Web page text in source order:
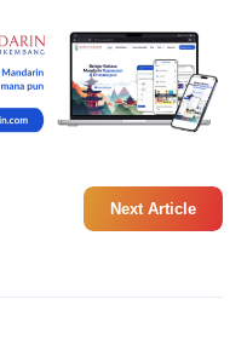
Next Article